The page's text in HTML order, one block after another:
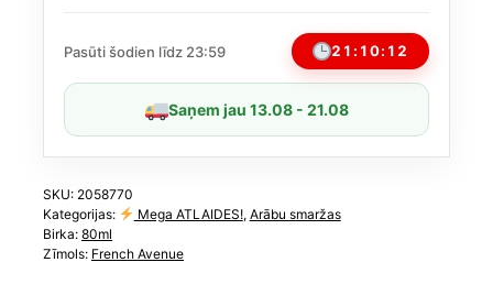
(līdzīgs
Halfeti
Pasūti šodien līdz 23:59 21:10:12
Saņem jau 13.08 - 21.08
SKU: 2058770
Kategorijas:
Mega ATLAIDES!, Arābu smaržas
Birka: 80ml
Zīmols: French Avenue